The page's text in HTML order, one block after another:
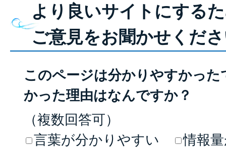
より良いサイトにする
ご意見をお聞かせくだ
このページは分かりやすかっ
かった理由はなんですか？
（複数回答可）
言葉が分かりやすい
情報